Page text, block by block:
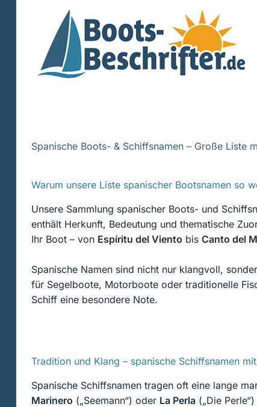
Spanische Boots- & Schiffsnamen – Große Liste
Warum unsere Liste spanischer Bootsnamen so
Unsere Sammlung spanischer Boots- und
enthält Herkunft, Bedeutung und thematische
Ihr Boot – von Espíritu del Viento bis Canto del
Spanische Namen sind nicht nur klangvoll,
für Segelboote, Motorboote oder traditionelle
Schiff eine besondere Note.
Tradition und Klang – spanische Schiffsnamen
Spanische Schiffsnamen tragen oft eine lange
Marinero („Seemann“) oder La Perla („Die